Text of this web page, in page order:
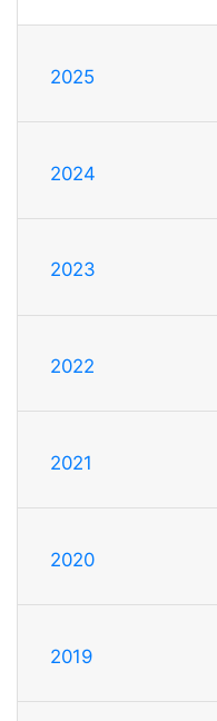
2025
2024
2023
2022
2021
2020
2019